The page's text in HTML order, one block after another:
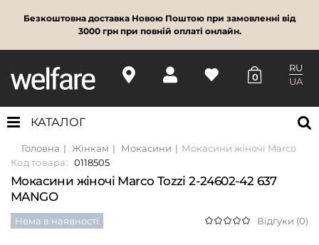
Безкоштовна доставка Новою Поштою при замовленні від
3000 грн при повній оплаті онлайн.
0
RU
UA
КАТАЛОГ
Головна Жінкам Мокасини
Мокасини жіночі Marco
Код товара: 0118505
Мокасини жіночі Marco Tozzi 2-24602-42 637
MANGO
Нема в наявності Відгуки (0)